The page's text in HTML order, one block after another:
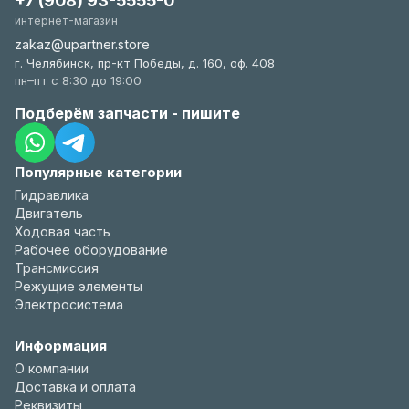
Популярные категории
Гидравлика
Двигатель
Ходовая часть
Рабочее оборудование
Трансмиссия
Режущие элементы
Электросистема
Информация
О компании
Доставка и оплата
Реквизиты
интернет-магазин
zakaz@upartner.store
г. Челябинск, пр-кт Победы, д. 160, оф. 408
пн–пт с 8:30 до 19:00
Подберём запчасти - пишите